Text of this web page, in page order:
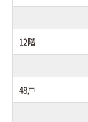
12階
48戸